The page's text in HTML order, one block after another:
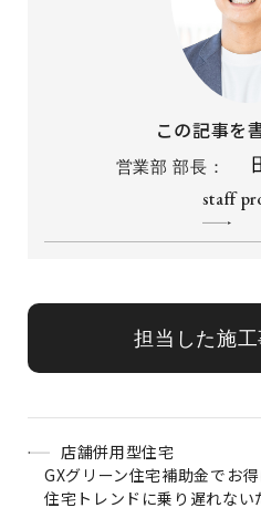
この記事を
営業部 部長：
staff
担当した施
店舗併用型住宅
GXグリーン住宅補助金でお
住宅トレンドに乗り遅れない